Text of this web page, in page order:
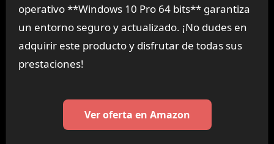
operativo **Windows 10 Pro 64 bits** garantiza
un entorno seguro y actualizado. ¡No dudes en
adquirir este producto y disfrutar de todas sus
prestaciones!
Ver oferta en Amazon